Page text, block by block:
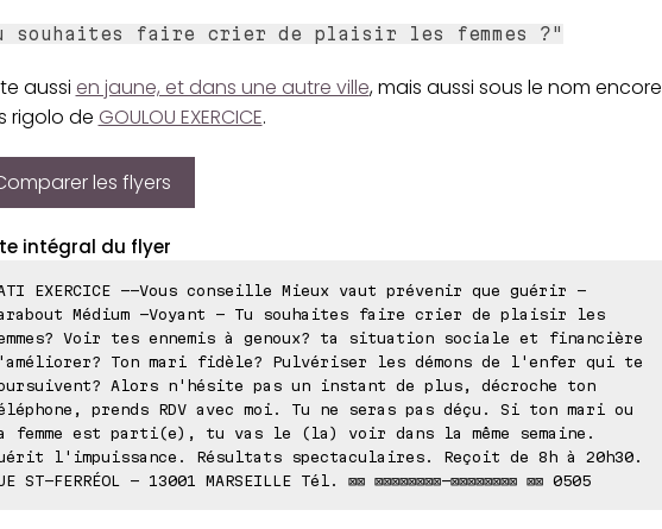
souhaites faire crier de plaisir les femmes ?"
aussi en jaune, et dans une autre ville, mais aussi sous le nom encore
rigolo de GOULOU EXERCICE.
les flyers
intégral du flyer
EXERCICE --Vous conseille Mieux vaut prévenir que guérir -
Médium -Voyant - Tu souhaites faire crier de plaisir les
Voir tes ennemis à genoux? ta situation sociale et financière
Ton mari fidèle? Pulvériser les démons de l'enfer qui te
Alors n'hésite pas un instant de plus, décroche ton
prends RDV avec moi. Tu ne seras pas déçu. Si ton mari ou
femme est parti(e), tu vas le (la) voir dans la même semaine.
l'impuissance. Résultats spectaculaires. Reçoit de 8h à 20h30.
ST-FERRÉOL - 13001 MARSEILLE Tél. ⊠⊠ ⊠⊠⊠⊠⊠⊠⊠⊠-⊠⊠⊠⊠⊠⊠⊠⊠ ⊠⊠ 0505